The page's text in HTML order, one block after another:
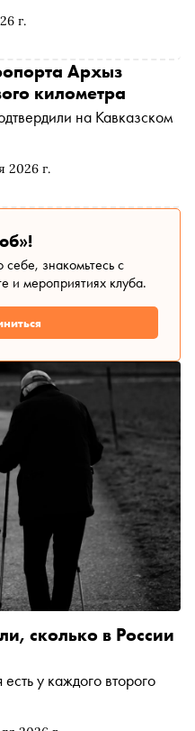
г.
2026 г.
Архыз
километра
на Кавказском
себе, знакомьтесь с
и мероприятиях клуба.
сколько в России
у каждого второго